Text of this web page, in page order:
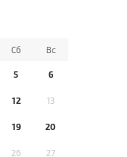
Сб Вс
5 6
12 13
19 20
26 27